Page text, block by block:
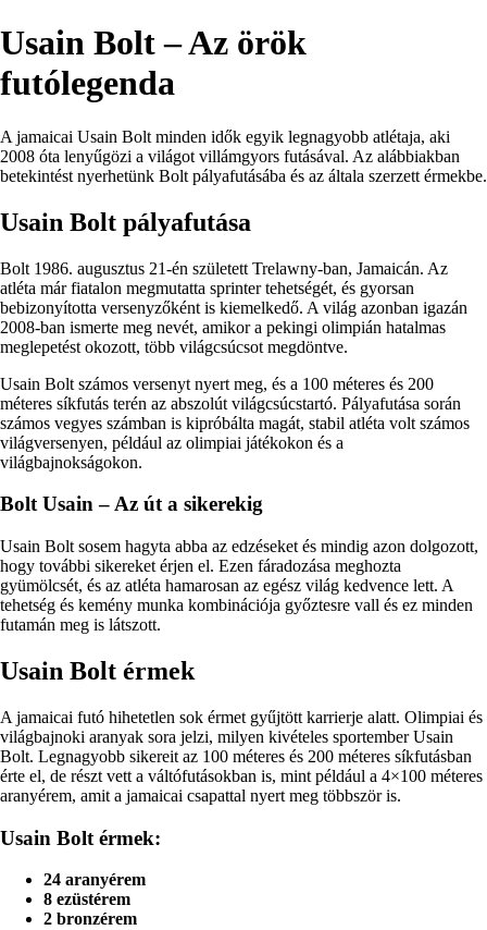
Usain Bolt – Az örök
futólegenda
A jamaicai Usain Bolt minden idők egyik legnagyobb atlétaja, aki
2008 óta lenyűgözi a világot villámgyors futásával. Az alábbiakban
betekintést nyerhetünk Bolt pályafutásába és az általa szerzett érmekbe.
Usain Bolt pályafutása
Bolt 1986. augusztus 21-én született Trelawny-ban, Jamaicán. Az
atléta már fiatalon megmutatta sprinter tehetségét, és gyorsan
bebizonyította versenyzőként is kiemelkedő. A világ azonban igazán
2008-ban ismerte meg nevét, amikor a pekingi olimpián hatalmas
meglepetést okozott, több világcsúcsot megdöntve.
Usain Bolt számos versenyt nyert meg, és a 100 méteres és 200
méteres síkfutás terén az abszolút világcsúcstartó. Pályafutása során
számos vegyes számban is kipróbálta magát, stabil atléta volt számos
világversenyen, például az olimpiai játékokon és a
világbajnokságokon.
Bolt Usain – Az út a sikerekig
Usain Bolt sosem hagyta abba az edzéseket és mindig azon dolgozott,
hogy további sikereket érjen el. Ezen fáradozása meghozta
gyümölcsét, és az atléta hamarosan az egész világ kedvence lett. A
tehetség és kemény munka kombinációja győztesre vall és ez minden
futamán meg is látszott.
Usain Bolt érmek
A jamaicai futó hihetetlen sok érmet gyűjtött karrierje alatt. Olimpiai és
világbajnoki aranyak sora jelzi, milyen kivételes sportember Usain
Bolt. Legnagyobb sikereit az 100 méteres és 200 méteres síkfutásban
érte el, de részt vett a váltófutásokban is, mint például a 4×100 méteres
aranyérem, amit a jamaicai csapattal nyert meg többször is.
Usain Bolt érmek:
24 aranyérem
8 ezüstérem
2 bronzérem